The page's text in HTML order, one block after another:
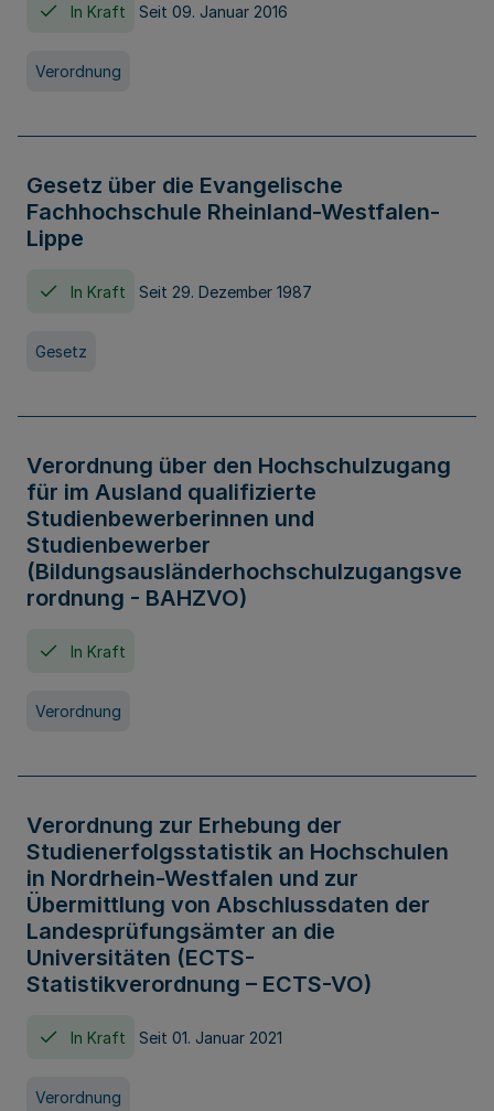
In Kraft Seit 09. Januar 2016
Verordnung
Gesetz über die Evangelische
Fachhochschule Rheinland-Westfalen-
Lippe
In Kraft Seit 29. Dezember 1987
Gesetz
Verordnung über den Hochschulzugang
für im Ausland qualifizierte
Studienbewerberinnen und
Studienbewerber
(Bildungsausländerhochschulzugangsve
rordnung - BAHZVO)
In Kraft
Verordnung
Verordnung zur Erhebung der
Studienerfolgsstatistik an Hochschulen
in Nordrhein-Westfalen und zur
Übermittlung von Abschlussdaten der
Landesprüfungsämter an die
Universitäten (ECTS-
Statistikverordnung – ECTS-VO)
In Kraft Seit 01. Januar 2021
Verordnung